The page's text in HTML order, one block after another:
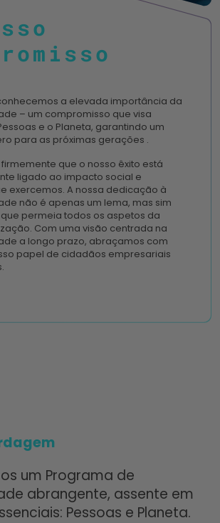
a elevada importância da
– um compromisso que visa
e o Planeta, garantindo um
para as próximas gerações .
que o nosso êxito está
ligado ao impacto social e
exercemos. A nossa dedicação à
não é apenas um lema, mas sim
permeia todos os aspetos da
Com uma visão centrada na
a longo prazo, abraçamos com
papel de cidadãos empresariais
um Programa de
abrangente, assente em
Pessoas e Planeta.